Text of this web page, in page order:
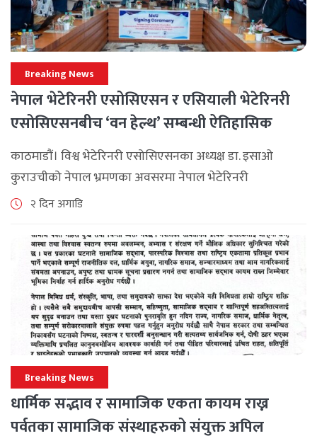
Breaking News
नेपाल भेटेरिनरी एसोसिएसन र एसियाली भेटेरिनरी
एसोसिएसनबीच ‘वन हेल्थ’ सम्बन्धी ऐतिहासिक
समझदारी
काठमाडौं। विश्व भेटेरिनरी एसोसिएसनका अध्यक्ष डा. इसाओ
कुराउचीको नेपाल भ्रमणका अवसरमा नेपाल भेटेरिनरी
एसोसिएसनले अन्तर्राष्ट्रिय सहकार्यलाई नयाँ उचाइमा पुर्‍याउँदै
जनाएको छ। भ्रमणका क्रममा विश्व [...]
२ दिन अगाडि
Breaking News
धार्मिक सद्भाव र सामाजिक एकता कायम राख्न
पर्वतका सामाजिक संस्थाहरुको संयुक्त अपिल